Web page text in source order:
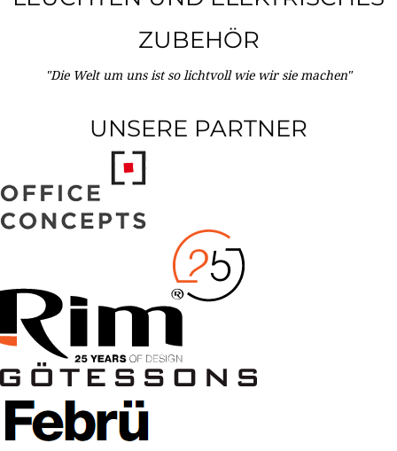
ZUBEHÖR
"Die Welt um uns ist so lichtvoll wie wir sie machen"
UNSERE PARTNER